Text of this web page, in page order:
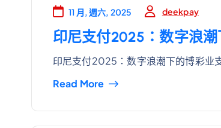
11 月, 週六, 2025 deekpay
印尼支付2025：数字浪
印尼支付2025：数字浪潮下的博彩业
Read More